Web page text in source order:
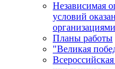
Независимая
условий
Планы работы
"Великая